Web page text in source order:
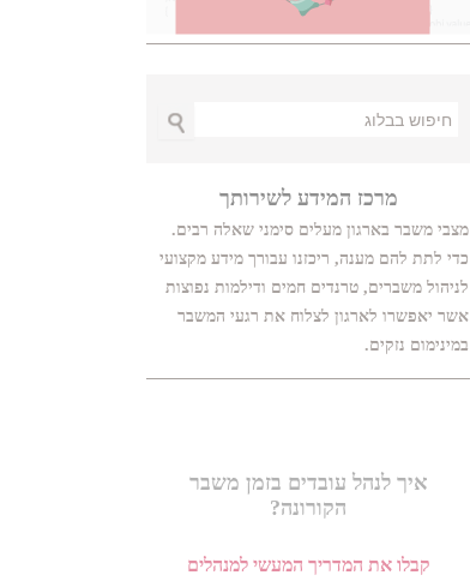
Search
מרכז המידע לשירותך
מצבי משבר בארגון מעלים סימני שאלה רבים.
כדי לתת להם מענה, ריכזנו עבורך מידע מקצועי
לניהול משברים, טרנדים חמים ודילמות נפוצות
אשר יאפשרו לארגון לצלוח את רגעי המשבר
במינימום נזקים.